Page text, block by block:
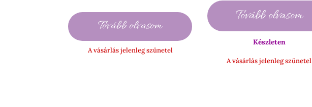
-
45
990 Ft
Tovább olvasom
A vásárlás jelenleg szünetel
was:
000 Ft.
is:
900 Ft.
Tovább olvasom
Készleten
A vásárlás jelenleg szünetel